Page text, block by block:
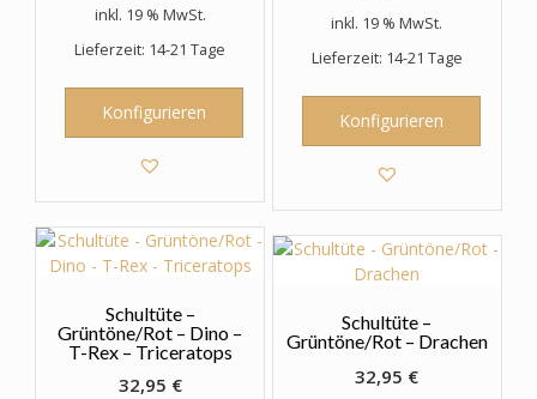
inkl. 19 % MwSt.
Lieferzeit: 14-21 Tage
Konfigurieren
inkl. 19 % MwSt.
Lieferzeit: 14-21 Tage
Konfigurieren
Schultüte –
Grüntöne/Rot – Dino –
T-Rex – Triceratops
32,95 €
Schultüte –
Grüntöne/Rot – Drachen
32,95 €